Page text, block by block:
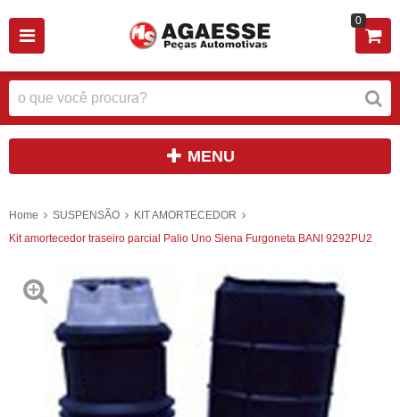
0
MENU
Home SUSPENSÃO
KIT AMORTECEDOR
Kit amortecedor traseiro parcial Palio Uno Siena Furgoneta BANI 9292PU2